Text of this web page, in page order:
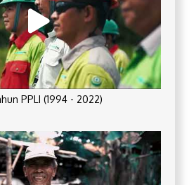
PPLI (1994 - 2022)